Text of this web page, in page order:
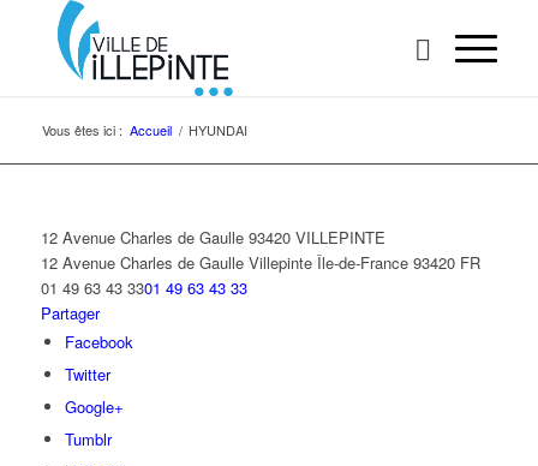
Vous êtes ici : Accueil / HYUNDAI
12 Avenue Charles de Gaulle 93420 VILLEPINTE
12 Avenue Charles de Gaulle Villepinte Île-de-France 93420 FR
01 49 63 43 3301 49 63 43 33
Partager
Facebook
Twitter
Google+
Tumblr